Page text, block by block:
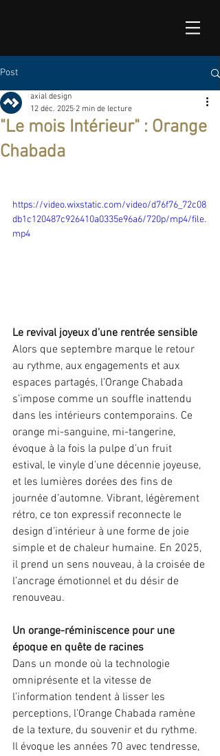
Post
"Le mois Intérieur" : Orange
Chabada
axial design
12 déc. 2025 2 min de lecture
https://video.wixstatic.com/video/d76f76_72c08
db1c120487c926410a0335e96a6/720p/mp4/file.
mp4
Le revival joyeux d’une rentrée sensible
Alors que septembre marque le retour
au rythme, aux engagements et aux
espaces partagés, l’Orange Chabada
s’impose comme un souffle inattendu
dans les intérieurs contemporains. Ce
orange mi-sanguine, mi-tangerine,
évoque à la fois la pulpe d’un fruit
estival, le vinyle d’une décennie joyeuse,
et les lumières dorées des fins de
journée d’automne. Vibrant, légèrement
rétro, ce ton expressif reconnecte le
design d’intérieur à une forme de joie
simple et de chaleur humaine. En 2025,
il prend un sens nouveau, à la croisée de
l’ancrage émotionnel et du désir de
renouveau.
Un orange-réminiscence pour une
époque en quête de racines
Dans un monde où la technologie
omniprésente et la vitesse de
l’information tendent à lisser les
perceptions, l’Orange Chabada ramène
de la texture, du souvenir et du rythme.
Il évoque les années 70 avec tendresse,